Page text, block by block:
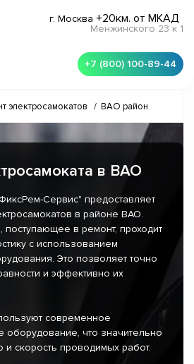
г. Москва +20км. от МКАД
Менжинского 23 к 1
+7 (800) 100-89-44
электросамокатов / ВАО район
в ВАО
Сервис" предоставляет
в районе ВАО.
поступающее в ремонт, проходит
с использованием
Это позволяет точно
и эффективно их
современное
оборудование, что значительно
и скорость проводимых работ.